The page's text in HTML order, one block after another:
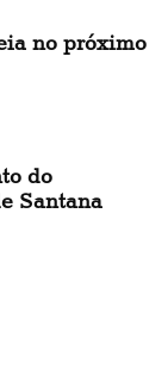
no próximo
do
Santana